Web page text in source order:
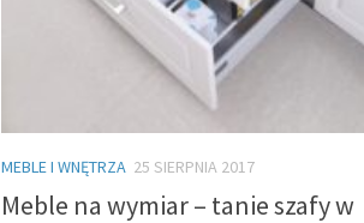
MEBLE I WNĘTRZA 25 SIERPNIA 2017
Meble na wymiar – tanie szafy w